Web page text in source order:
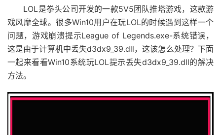
LOL是拳头公司开发的一款5V5团队推塔游戏，这款游
戏风靡全球。很多Win10用户在玩LOL的时候遇到这样一个
问题，游戏崩溃提示League of Legends.exe-系统错误，
这是由于计算机中丢失d3dx9_39.dll，这该怎么处理？下面
一起来看看Win10系统玩LOL提示丢失d3dx9_39.dll的解决
方法。